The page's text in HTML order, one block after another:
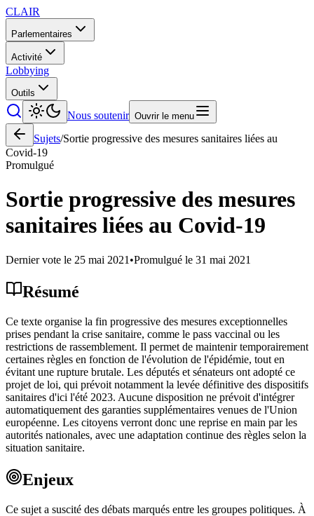
CLAIR
Parlementaires
Activité
Lobbying
Outils
Nous soutenir Ouvrir le menu
Sujets/Sortie progressive des mesures sanitaires liées au
Covid-19
Promulgué
Sortie progressive des mesures
sanitaires liées au Covid-19
Dernier vote le 25 mai 2021 •Promulgué le 31 mai 2021
Résumé
Ce texte organise la fin progressive des mesures exceptionnelles
prises pendant la crise sanitaire, comme le pass vaccinal ou les
restrictions de rassemblement. Il permet de maintenir temporairement
certaines règles en fonction de l'évolution de l'épidémie, tout en
évitant une rupture brutale. Les députés et sénateurs ont adopté ce
projet de loi, qui prévoit notamment la levée définitive des dispositifs
sanitaires d'ici l'été 2023. Aucune disposition ne prévoit d'intégrer
automatiquement des garanties supplémentaires venues de l'Union
européenne. Les citoyens verront donc une reprise en main par les
autorités nationales, avec une adaptation continue des règles selon la
situation sanitaire.
Enjeux
Ce sujet a suscité des débats marqués entre les groupes politiques. À